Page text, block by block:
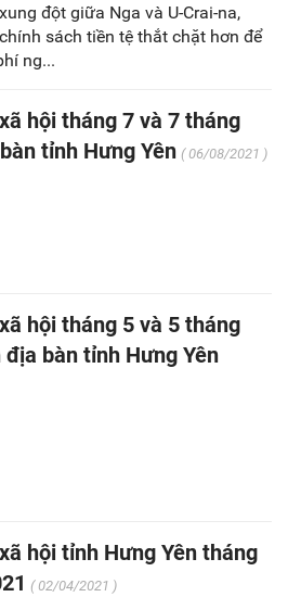
xung đột giữa Nga và U-Crai-na,
chính sách tiền tệ thắt chặt hơn để
ng...
hội tháng 7 và 7 tháng
tỉnh Hưng Yên ( 06/08/2021 )
hội tháng 5 và 5 tháng
bàn tỉnh Hưng Yên
hội tỉnh Hưng Yên tháng
( 02/04/2021 )